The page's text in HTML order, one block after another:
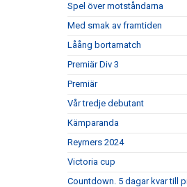
Spel över motståndarna
Med smak av framtiden
Låång bortamatch
Premiär Div 3
Premiär
Vår tredje debutant
Kämparanda
Reymers 2024
Victoria cup
Countdown. 5 dagar kvar till